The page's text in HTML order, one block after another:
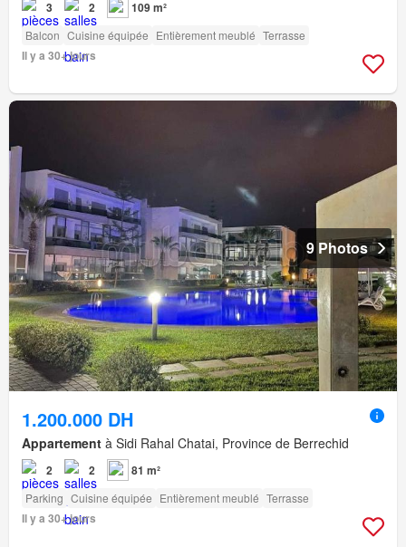
3 2 109 m²
Balcon Cuisine équipée Entièrement meublé Terrasse
Il y a 30+ jours
9 Photos
1.200.000 DH
Appartement à Sidi Rahal Chatai, Province de Berrechid
2 2 81 m²
Parking Cuisine équipée Entièrement meublé Terrasse
Il y a 30+ jours